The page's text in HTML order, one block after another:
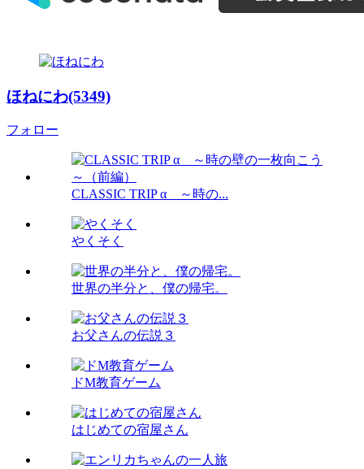
ほねにわ(5349)
フォロー
CLASSIC TRIP α ～時の...
やくそく
世界の半分と、僕の帰宅。
お父さんの伝説３
ドM教育ゲーム
はじめての宿屋さん